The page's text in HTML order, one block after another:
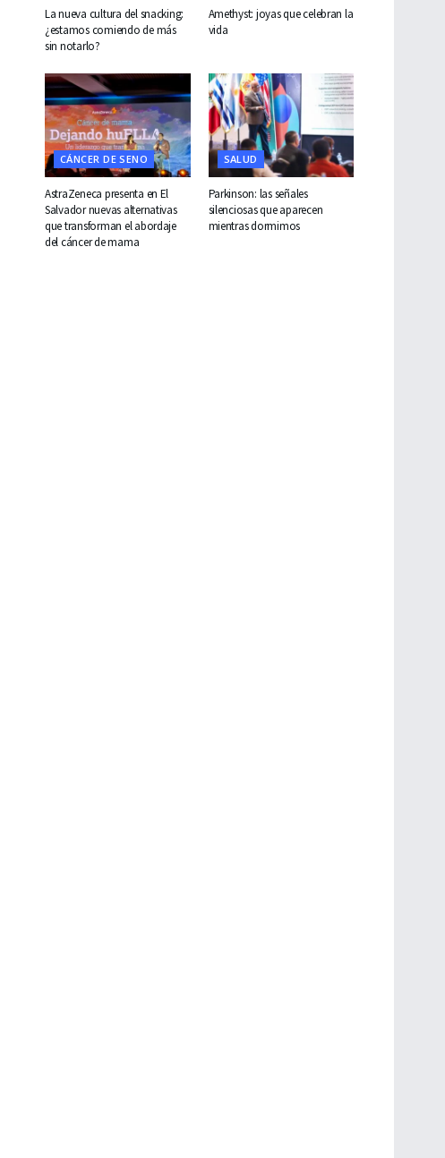
La nueva cultura del snacking:
¿estamos comiendo de más
sin notarlo?
Amethyst: joyas que celebran la
vida
CÁNCER DE SENO
AstraZeneca presenta en El
Salvador nuevas alternativas
que transforman el abordaje
del cáncer de mama
SALUD
Parkinson: las señales
silenciosas que aparecen
mientras dormimos